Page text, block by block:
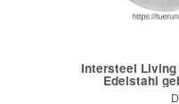
Intersteel Living
Edelstahl